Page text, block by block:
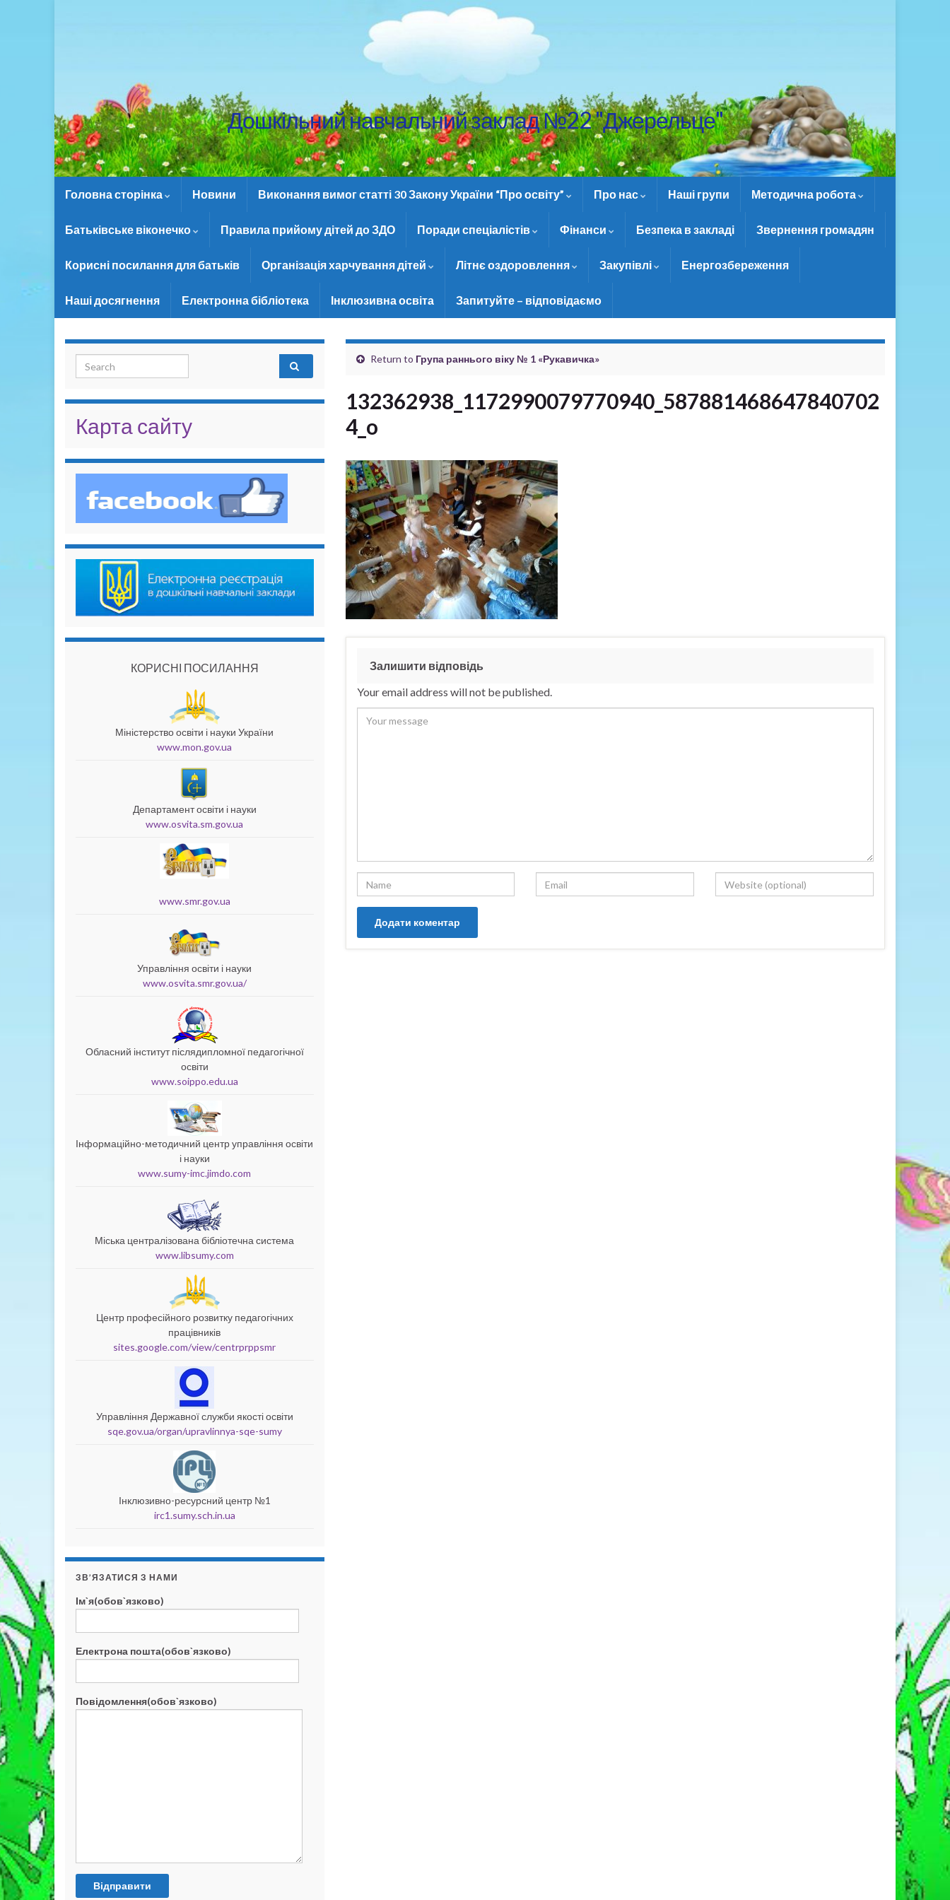
Дошкільний навчальний заклад №22 "Джерельце"
Головна сторінка Новини Виконання вимог статті 30 Закону України “Про освіту” Про нас Наші групи Методична робота
Батьківське віконечко Правила прийому дітей до ЗДО Поради спеціалістів Фінанси Безпека в закладі Звернення громадян
Корисні посилання для батьків Організація харчування дітей Літнє оздоровлення Закупівлі Енергозбереження
Наші досягнення Електронна бібліотека Інклюзивна освіта Запитуйте – відповідаємо
Return to Група раннього віку № 1 «Рукавичка»
132362938_1172990079770940_587881468647840702
4_o
Залишити відповідь
Your email address will not be published.
Search for:
Карта сайту
КОРИСНІ ПОСИЛАННЯ
Міністерство освіти і науки України
www.mon.gov.ua
Департамент освіти і науки
www.osvita.sm.gov.ua
www.smr.gov.ua
Управління освіти і науки
www.osvita.smr.gov.ua/
Обласний інститут післядипломної педагогічної
освіти
www.soippo.edu.ua
Інформаційно-методичний центр управління освіти
і науки
www.sumy-imc.jimdo.com
Міська централізована бібліотечна система
www.libsumy.com
Центр професійного розвитку педагогічних
працівників
sites.google.com/view/centrprppsmr
Управління Державної служби якості освіти
sqe.gov.ua/organ/upravlinnya-sqe-sumy
Інклюзивно-ресурсний центр №1
irc1.sumy.sch.in.ua
ЗВ’ЯЗАТИСЯ З НАМИ
Ім`я(обов`язково)
Електрона пошта(обов`язково)
Повідомлення(обов`язково)